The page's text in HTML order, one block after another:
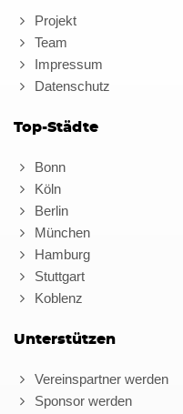
Projekt
Team
Impressum
Datenschutz
Top-Städte
Bonn
Köln
Berlin
München
Hamburg
Stuttgart
Koblenz
Unterstützen
Vereinspartner werden
Sponsor werden